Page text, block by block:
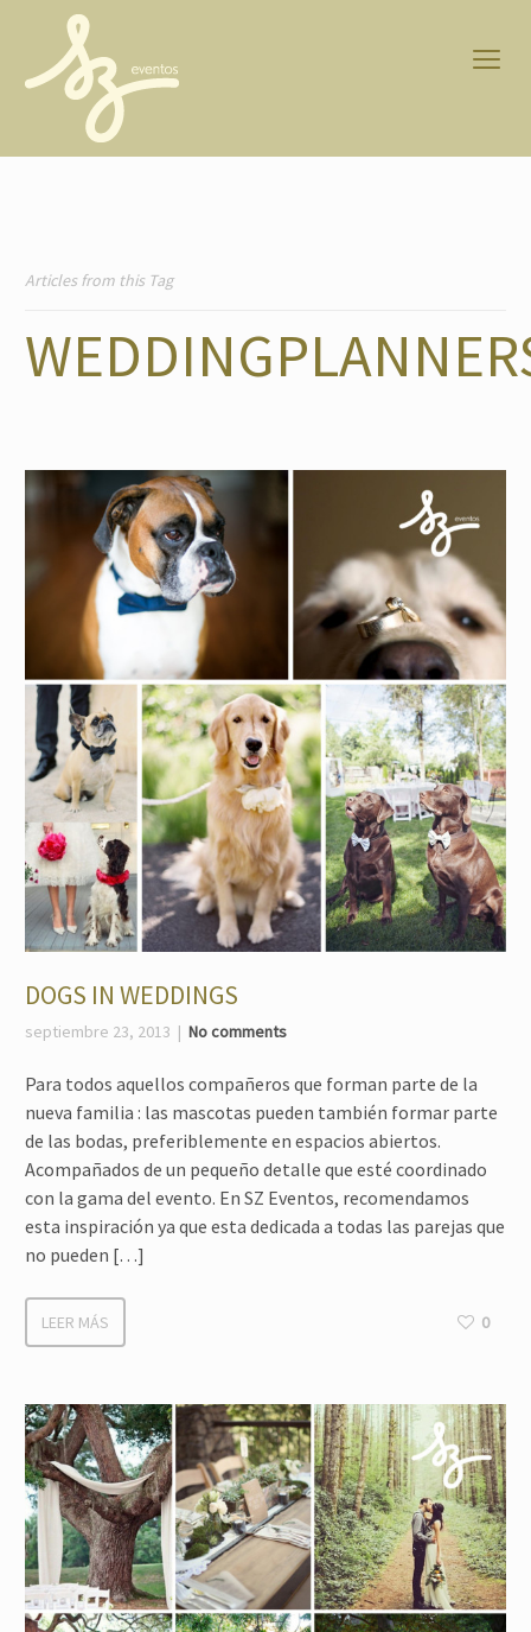
Articles from this Tag
DOGS IN WEDDINGS
septiembre 23, 2013 No comments
Para todos aquellos compañeros que forman parte de la
nueva familia : las mascotas pueden también formar parte
de las bodas, preferiblemente en espacios abiertos.
Acompañados de un pequeño detalle que esté coordinado
con la gama del evento. En SZ Eventos, recomendamos
esta inspiración ya que esta dedicada a todas las parejas que
no pueden […]
LEER MÁS 0